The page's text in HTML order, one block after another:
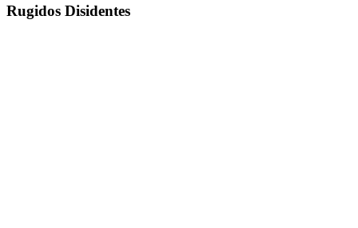
Rugidos Disidentes